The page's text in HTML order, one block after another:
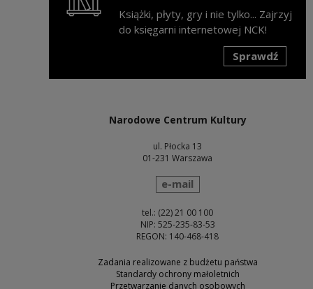
Książki, płyty, gry i nie tylko... Zajrzyj
do księgarni internetowej NCK!
Sprawdź
Narodowe Centrum Kultury
ul. Płocka 13
01-231 Warszawa
wyślij wiadomość
e-mail
tel.: (22) 21 00 100
NIP: 525-235-83-53
REGON: 140-468-418
Zadania realizowane z budżetu państwa
Standardy ochrony małoletnich
Przetwarzanie danych osobowych